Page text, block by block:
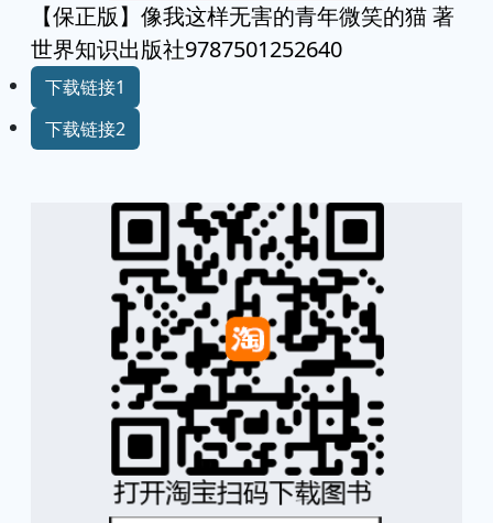
【保正版】像我这样无害的青年微笑的猫 著
世界知识出版社9787501252640
下载链接1
下载链接2